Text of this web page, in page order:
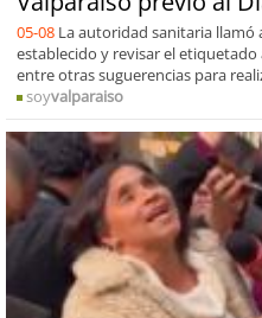
05-08 La autoridad sanitaria llamó
establecido y revisar el
entre otras suguerencias para
soyvalparaiso